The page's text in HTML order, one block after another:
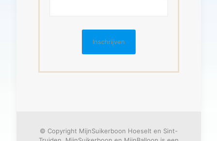
© Copyright MijnSuikerboon Hoeselt en Sint-